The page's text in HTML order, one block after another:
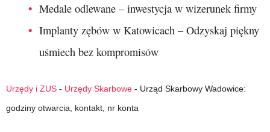
Medale odlewane – inwestycja w wizerunek firmy
Implanty zębów w Katowicach – Odzyskaj piękny
uśmiech bez kompromisów
Urzędy i ZUS - Urzędy Skarbowe - Urząd Skarbowy Wadowice:
godziny otwarcia, kontakt, nr konta